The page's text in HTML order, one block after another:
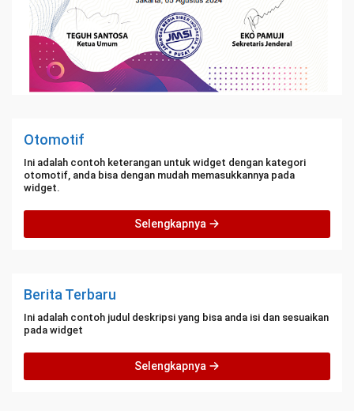
Otomotif
Ini adalah contoh keterangan untuk widget dengan kategori
otomotif, anda bisa dengan mudah memasukkannya pada
widget.
Selengkapnya
Berita Terbaru
Ini adalah contoh judul deskripsi yang bisa anda isi dan sesuaikan
pada widget
Selengkapnya